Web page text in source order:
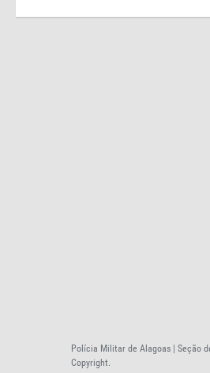
Polícia Militar de Alagoas | Seção
Copyright.